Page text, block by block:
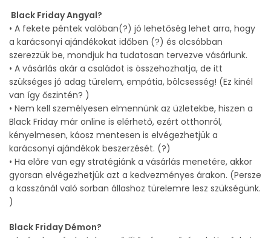
Black Friday Angyal?
• A fekete péntek valóban(?) jó lehetőség lehet arra, hogy
a karácsonyi ajándékokat időben (?) és olcsóbban
szerezzük be, mondjuk ha tudatosan tervezve vásárlunk.
• A vásárlás akár a családot is összehozhatja, de itt
szükséges jó adag türelem, empátia, bölcsesség! (Ez kinél
van így őszintén? )
• Nem kell személyesen elmennünk az üzletekbe, hiszen a
Black Friday már online is elérhető, ezért otthonról,
kényelmesen, káosz mentesen is elvégezhetjük a
karácsonyi ajándékok beszerzését. (?)
• Ha előre van egy stratégiánk a vásárlás menetére, akkor
gyorsan elvégezhetjük azt a kedvezményes árakon. (Persze
a kasszánál való sorban állashoz türelemre lesz szükségünk.
)
Black Friday Démon?